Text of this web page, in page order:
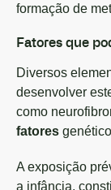
formação de
Fatores que
Diversos
desenvolver
como
fatores
A exposição
a infância,